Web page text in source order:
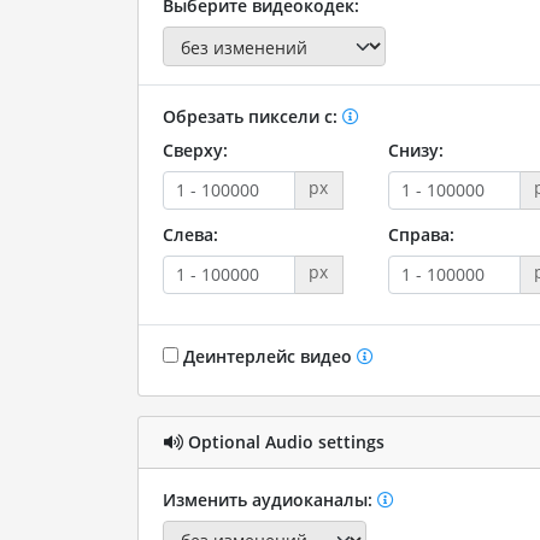
Выберите видеокодек:
Обрезать пиксели с:
Сверху:
px
Снизу:
Слева:
px
Справа:
Деинтерлейс видео
Optional Audio settings
Изменить аудиоканалы: